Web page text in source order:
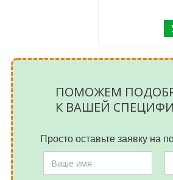
ПОМОЖЕМ
К ВАШЕЙ
Просто оставьте заявку на